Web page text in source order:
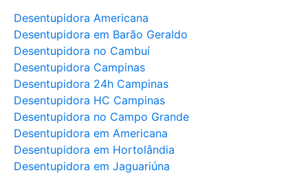
Desentupidora Americana
Desentupidora em Barão Geraldo
Desentupidora no Cambuí
Desentupidora Campinas
Desentupidora 24h Campinas
Desentupidora HC Campinas
Desentupidora no Campo Grande
Desentupidora em Americana
Desentupidora em Hortolândia
Desentupidora em Jaguariúna